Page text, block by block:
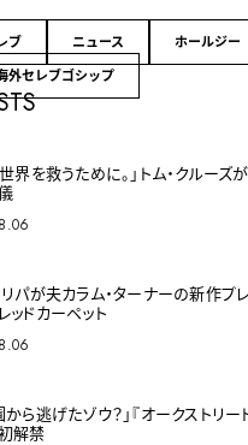
ブ ニュース
ホールジー
外セレブゴシップ
世界を救うために。」トム・クルー
リパが夫カラム・ターナーの新作プ
ッドカーペット
から逃げたゾウ？」『オークストリ
解禁